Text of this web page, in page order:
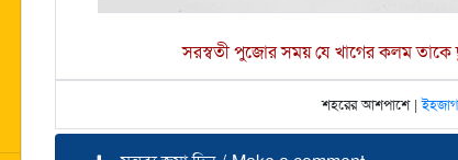
সরস্বতী পুজোর সময় যে খাগের কলম তাকে
শহরের আশপাশে |